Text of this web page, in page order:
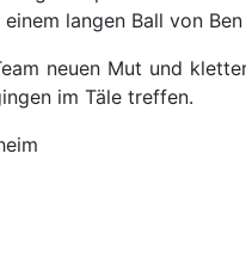
langen Ball von
neuen Mut und
im Täle treffen.